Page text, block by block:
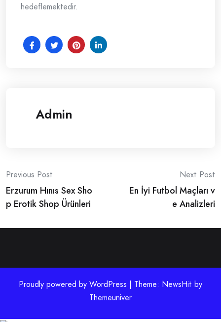
hedeflemektedir.
Admin
Post
navigation
Previous Post
Erzurum Hınıs Sex Sho
p Erotik Shop Ürünleri
Next Post
En İyi Futbol Maçları v
e Analizleri
Proudly powered by WordPress | Theme: NewsHit by
Themeuniver